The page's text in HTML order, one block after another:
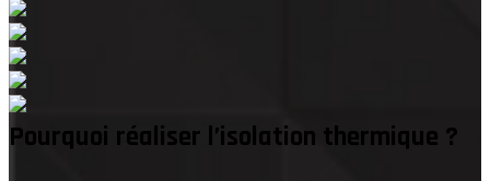
Pourquoi réaliser l’isolation thermique ?